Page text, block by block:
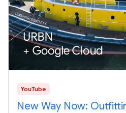
YouTube
New Way Now: